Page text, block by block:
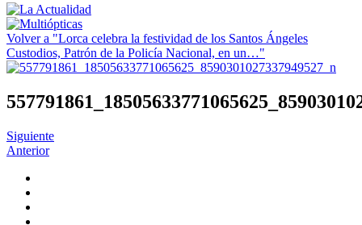
Volver a "Lorca celebra la festividad de los Santos Ángeles
Custodios, Patrón de la Policía Nacional, en un…"
Siguiente
Anterior